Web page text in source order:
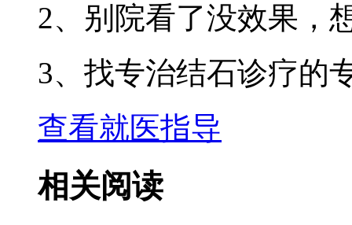
2、别院看了没效果，
3、找专治结石诊疗的
查看就医指导
相关阅读